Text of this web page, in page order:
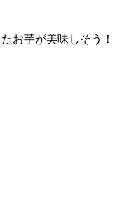
お芋が美味しそう！